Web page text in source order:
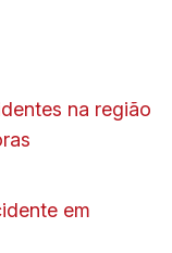
na região
em